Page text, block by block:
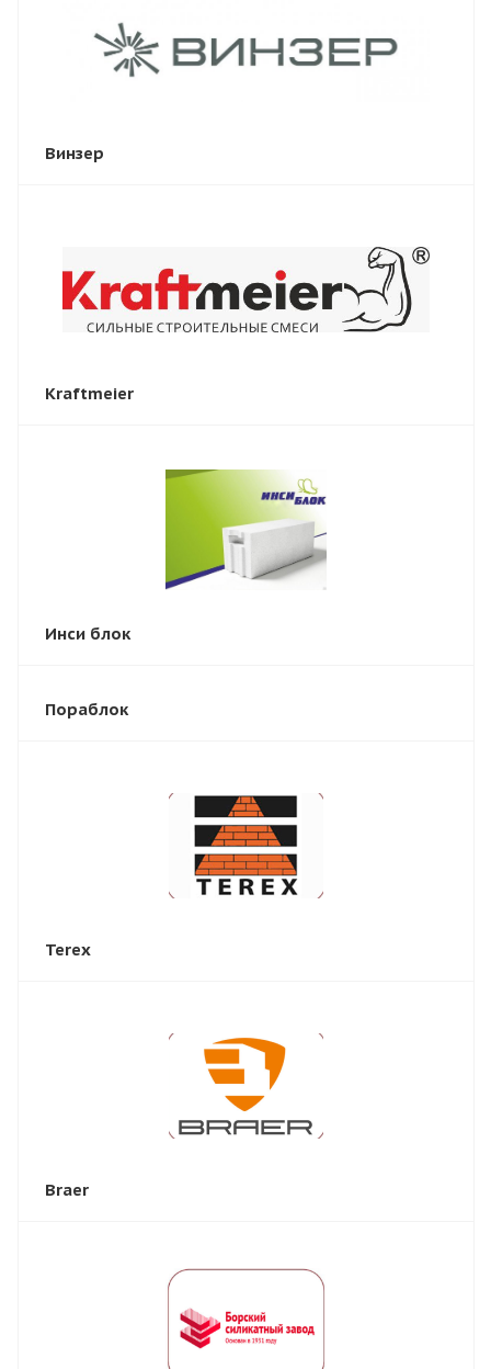
Винзер
Kraftmeier
Инси блок
Пораблок
Terex
Braer